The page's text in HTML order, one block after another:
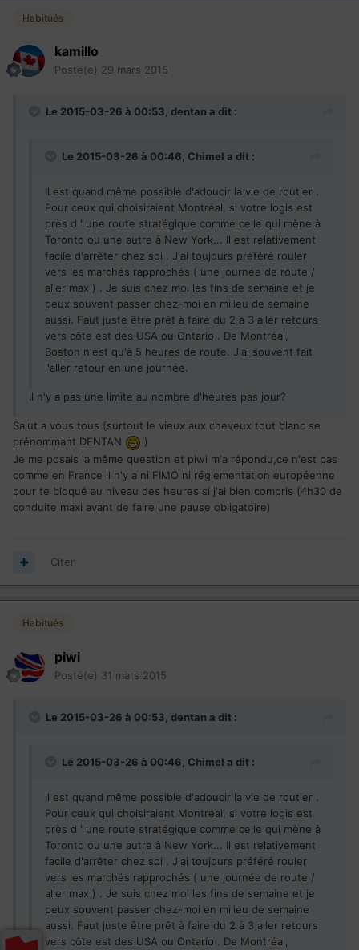
Habitués
kamillo
Posté(e) 29 mars 2015
Le 2015-03-26 à 00:53, dentan a dit :
Le 2015-03-26 à 00:46, Chimel a dit :
Il est quand même possible d'adoucir la vie de routier .
Pour ceux qui choisiraient Montréal, si votre logis est
près d ' une route stratégique comme celle qui mène à
Toronto ou une autre à New York... Il est relativement
facile d'arrêter chez soi . J'ai toujours préféré rouler
vers les marchés rapprochés ( une journée de route /
aller max ) . Je suis chez moi les fins de semaine et je
peux souvent passer chez-moi en milieu de semaine
aussi. Faut juste être prêt à faire du 2 à 3 aller retours
vers côte est des USA ou Ontario . De Montréal,
Boston n'est qu'à 5 heures de route. J'ai souvent fait
l'aller retour en une journée.
Il n'y a pas une limite au nombre d'heures pas jour?
Salut a vous tous (surtout le vieux aux cheveux tout blanc se
prénommant DENTAN
)
Je me posais la même question et piwi m'a répondu,ce n'est pas
comme en France il n'y a ni FIMO ni réglementation européenne
pour te bloqué au niveau des heures si j'ai bien compris (4h30 de
conduite maxi avant de faire une pause obligatoire)
Citer
Habitués
piwi
Posté(e) 31 mars 2015
Le 2015-03-26 à 00:53, dentan a dit :
Le 2015-03-26 à 00:46, Chimel a dit :
Il est quand même possible d'adoucir la vie de routier .
Pour ceux qui choisiraient Montréal, si votre logis est
près d ' une route stratégique comme celle qui mène à
Toronto ou une autre à New York... Il est relativement
facile d'arrêter chez soi . J'ai toujours préféré rouler
vers les marchés rapprochés ( une journée de route /
aller max ) . Je suis chez moi les fins de semaine et je
peux souvent passer chez-moi en milieu de semaine
aussi. Faut juste être prêt à faire du 2 à 3 aller retours
vers côte est des USA ou Ontario . De Montréal,